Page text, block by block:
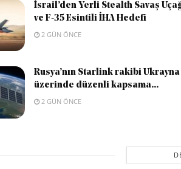
İsrail’den Yerli Stealth Savaş
ve F-35 Esintili İHA Hedefi
2 GÜN ÖNCE
Rusya’nın Starlink rakibi Ukrayna
üzerinde düzenli kapsama...
2 GÜN ÖNCE